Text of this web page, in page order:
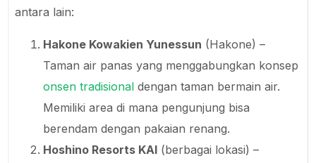
antara lain:
Hakone Kowakien Yunessun (Hakone) –
Taman air panas yang menggabungkan konsep
onsen tradisional dengan taman bermain air.
Memiliki area di mana pengunjung bisa
berendam dengan pakaian renang.
Hoshino Resorts KAI (berbagai lokasi) –